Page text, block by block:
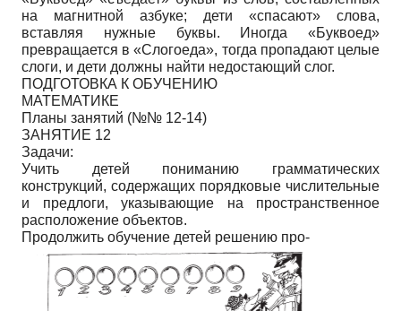
на магнитной азбуке; дети «спасают» слова,
вставляя нужные буквы. Иногда «Буквоед»
превращается в «Слогоеда», тогда пропадают целые
слоги, и дети должны найти недостающий слог.
ПОДГОТОВКА К ОБУЧЕНИЮ
МАТЕМАТИКЕ
Планы занятий (№№ 12-14)
ЗАНЯТИЕ 12
Задачи:
Учить детей пониманию грамматических
конструкций, содержащих порядковые числительные
и предлоги, указывающие на пространственное
расположение объектов.
Продолжить обучение детей решению про-